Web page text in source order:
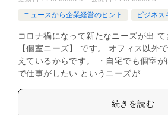
ニュースから企業経営のヒント
ビジネス
コロナ禍になって新たなニーズが出 て
【個室ニーズ】 です。 オフィス以外
えているからです。 ・自宅でも個室
で仕事がしたい というニーズが
続きを読む